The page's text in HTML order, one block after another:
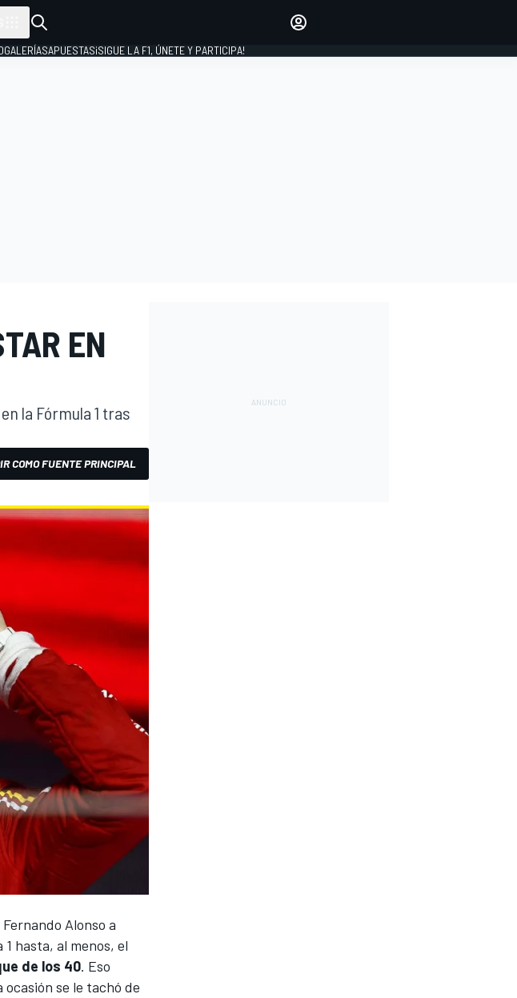
APUESTAS¡SIGUE LA F1, ÚNETE Y PARTICIPA!
EN
la Fórmula 1 tras
COMO FUENTE PRINCIPAL
Alonso a
hasta, al menos, el
de los 40. Eso
se le tachó de